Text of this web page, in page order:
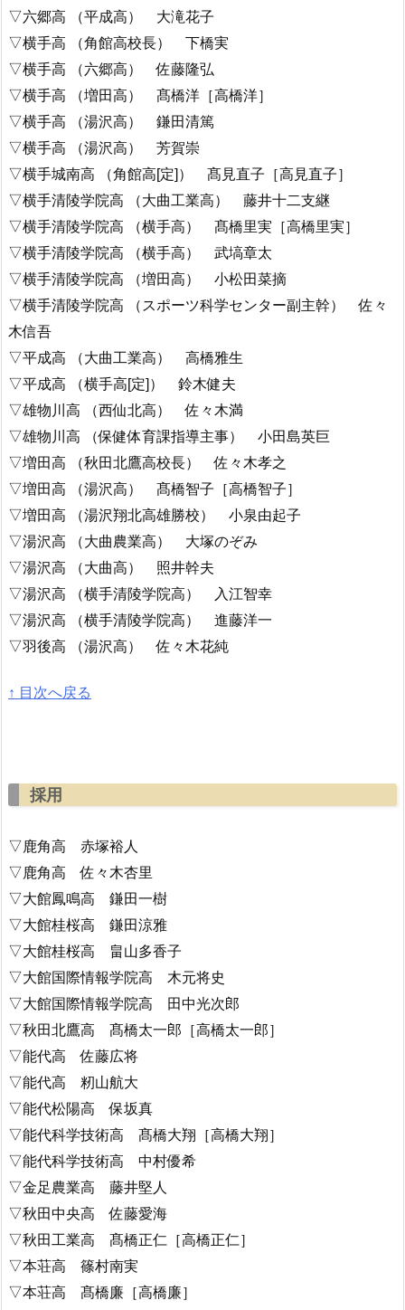
▽六郷高 （平成高） 大滝花子
▽横手高 （角館高校長） 下橋実
▽横手高 （六郷高） 佐藤隆弘
▽横手高 （増田高） 髙橋洋［高橋洋］
▽横手高 （湯沢高） 鎌田清篤
▽横手高 （湯沢高） 芳賀崇
▽横手城南高 （角館高[定]） 髙見直子［高見直子］
▽横手清陵学院高 （大曲工業高） 藤井十二支継
▽横手清陵学院高 （横手高） 髙橋里実［高橋里実］
▽横手清陵学院高 （横手高） 武塙章太
▽横手清陵学院高 （増田高） 小松田菜摘
▽横手清陵学院高 （スポーツ科学センター副主幹） 佐々
木信吾
▽平成高 （大曲工業高） 高橋雅生
▽平成高 （横手高[定]） 鈴木健夫
▽雄物川高 （西仙北高） 佐々木満
▽雄物川高 （保健体育課指導主事） 小田島英巨
▽増田高 （秋田北鷹高校長） 佐々木孝之
▽増田高 （湯沢高） 髙橋智子［高橋智子］
▽増田高 （湯沢翔北高雄勝校） 小泉由起子
▽湯沢高 （大曲農業高） 大塚のぞみ
▽湯沢高 （大曲高） 照井幹夫
▽湯沢高 （横手清陵学院高） 入江智幸
▽湯沢高 （横手清陵学院高） 進藤洋一
▽羽後高 （湯沢高） 佐々木花純
↑ 目次へ戻る
採用
▽鹿角高 赤塚裕人
▽鹿角高 佐々木杏里
▽大館鳳鳴高 鎌田一樹
▽大館桂桜高 鎌田涼雅
▽大館桂桜高 畠山多香子
▽大館国際情報学院高 木元将史
▽大館国際情報学院高 田中光次郎
▽秋田北鷹高 髙橋太一郎［高橋太一郎］
▽能代高 佐藤広将
▽能代高 籾山航大
▽能代松陽高 保坂真
▽能代科学技術高 髙橋大翔［高橋大翔］
▽能代科学技術高 中村優希
▽金足農業高 藤井堅人
▽秋田中央高 佐藤愛海
▽秋田工業高 髙橋正仁［高橋正仁］
▽本荘高 篠村南実
▽本荘高 髙橋廉［高橋廉］